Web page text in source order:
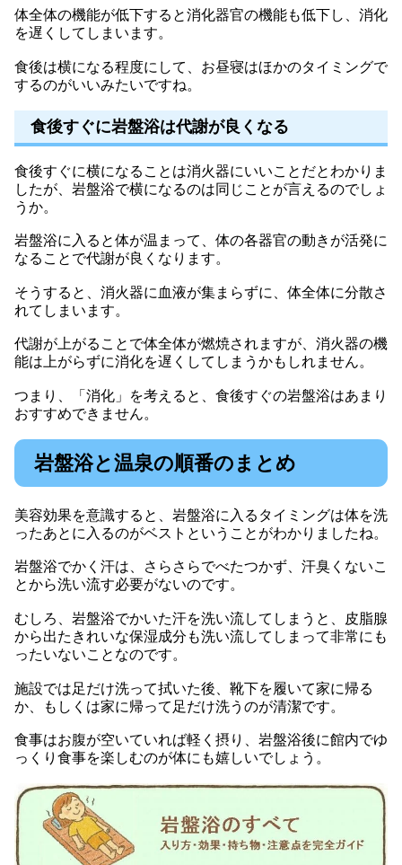
体全体の機能が低下すると消化器官の機能も低下し、消化
を遅くしてしまいます。
食後は横になる程度にして、お昼寝はほかのタイミングで
するのがいいみたいですね。
食後すぐに岩盤浴は代謝が良くなる
食後すぐに横になることは消火器にいいことだとわかりま
したが、岩盤浴で横になるのは同じことが言えるのでしょ
うか。
岩盤浴に入ると体が温まって、体の各器官の動きが活発に
なることで代謝が良くなります。
そうすると、消火器に血液が集まらずに、体全体に分散さ
れてしまいます。
代謝が上がることで体全体が燃焼されますが、消火器の機
能は上がらずに消化を遅くしてしまうかもしれません。
つまり、「消化」を考えると、食後すぐの岩盤浴はあまり
おすすめできません。
岩盤浴と温泉の順番のまとめ
美容効果を意識すると、岩盤浴に入るタイミングは体を洗
ったあとに入るのがベストということがわかりましたね。
岩盤浴でかく汗は、さらさらでべたつかず、汗臭くないこ
とから洗い流す必要がないのです。
むしろ、岩盤浴でかいた汗を洗い流してしまうと、皮脂腺
から出たきれいな保湿成分も洗い流してしまって非常にも
ったいないことなのです。
施設では足だけ洗って拭いた後、靴下を履いて家に帰る
か、もしくは家に帰って足だけ洗うのが清潔です。
食事はお腹が空いていれば軽く摂り、岩盤浴後に館内でゆ
っくり食事を楽しむのが体にも嬉しいでしょう。